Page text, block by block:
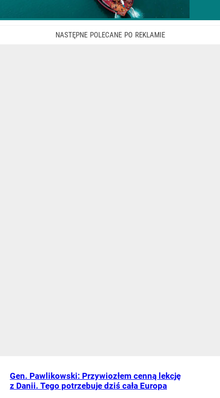
Gen. Pawlikowski: Przywiozłem cenną lekcję
z Danii. Tego potrzebuje dziś cała Europa